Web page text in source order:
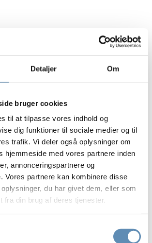
Detaljer Om
bruger cookies
til at tilpasse vores indhold og
dig funktioner til sociale medier og til
trafik. Vi deler også oplysninger om
hjemmeside med vores partnere inden
annonceringspartnere og
Vores partnere kan kombinere disse
du har givet dem, eller som
fra din brug af deres tjenester.
til lejrturen? Herunder finder du gode bud
en lejrtur, som sidder lige i skabet – uanset om
vinter, eller om I er en stor eller lille gruppe,
mere tid til fællesskab
at tage på sommerlejr
på Vinterlejr
på Sletten